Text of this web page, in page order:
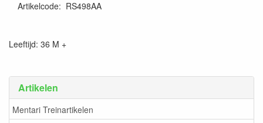
Artikelen
Mentari Treinartikelen
Artikelcode: RS498AA
Leeftijd: 36 M +